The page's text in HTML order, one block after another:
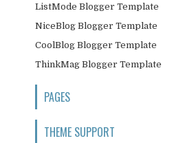
ListMode Blogger Template
NiceBlog Blogger Template
CoolBlog Blogger Template
ThinkMag Blogger Template
PAGES
THEME SUPPORT